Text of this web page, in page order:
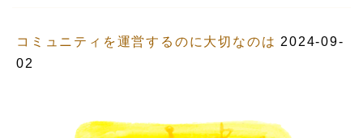
コミュニティを運営するのに大切なのは 2024-09-
02